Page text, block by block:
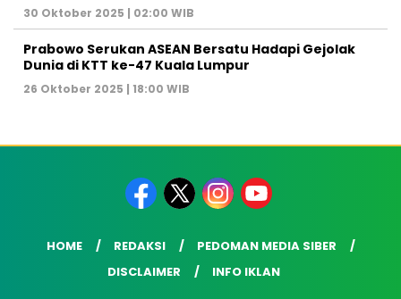
30 Oktober 2025 | 02:00 WIB
Prabowo Serukan ASEAN Bersatu Hadapi Gejolak
Dunia di KTT ke-47 Kuala Lumpur
26 Oktober 2025 | 18:00 WIB
HOME REDAKSI
PEDOMAN MEDIA SIBER
DISCLAIMER
INFO IKLAN